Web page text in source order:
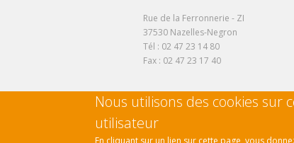
Rue de la Ferronnerie - ZI
37530 Nazelles-Negron
Tél : 02 47 23 14 80
Fax : 02 47 23 17 40
Nous utilisons des cookies
utilisateur
En cliquant sur un lien sur cette page, vous